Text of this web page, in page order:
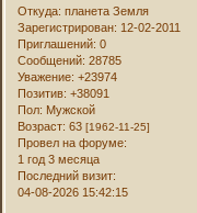
Откуда: планета Земля
Зарегистрирован: 12-02-2011
Приглашений: 0
Сообщений: 28785
Уважение: +23974
Позитив: +38091
Пол: Мужской
Возраст: 63[1962-11-25]
Провел на форуме:
1 год 3 месяца
Последний визит:
04-08-2026 15:42:15